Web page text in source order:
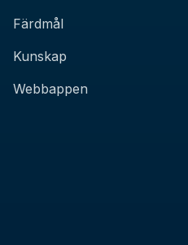
Färdmål
Kunskap
Webbappen